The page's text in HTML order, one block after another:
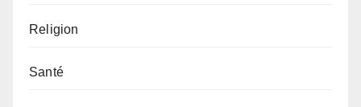
Religion
Santé